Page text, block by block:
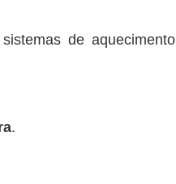
de aquecimento
.